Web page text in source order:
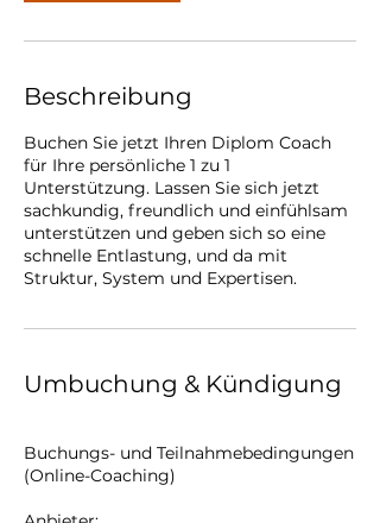
Beschreibung
Buchen Sie jetzt Ihren Diplom Coach
für Ihre persönliche 1 zu 1
Unterstützung. Lassen Sie sich jetzt
sachkundig, freundlich und einfühlsam
unterstützen und geben sich so eine
schnelle Entlastung, und da mit
Struktur, System und Expertisen.
Umbuchung & Kündigung
Buchungs- und Teilnahmebedingungen
(Online-Coaching)